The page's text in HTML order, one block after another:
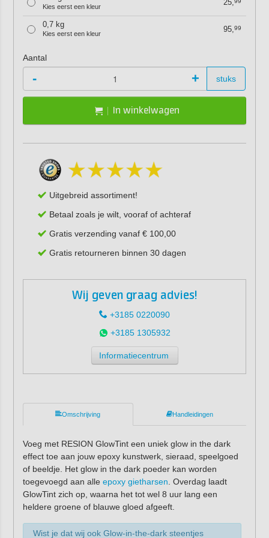
Kies eerst een kleur 25,
0,7 kg
Kies eerst een kleur 95,99
Aantal
- + stuks
In winkelwagen
Uitgebreid assortiment!
Betaal zoals je wilt, vooraf of achteraf
Gratis verzending vanaf € 100,00
Gratis retourneren binnen 30 dagen
Wij geven graag advies!
+3185 0220090
+3185 1305932
Informatiecentrum
Omschrijving Handleidingen
Voeg met RESION GlowTint een uniek glow in the dark
effect toe aan jouw epoxy kunstwerk, sieraad, speelgoed
of beeldje. Het glow in the dark poeder kan worden
toegevoegd aan alle epoxy gietharsen . Overdag laadt
GlowTint zich op, waarna het tot wel 8 uur lang een
heldere groene of blauwe gloed afgeeft.
Wist je dat wij ook Glow-in-the-dark steentjes